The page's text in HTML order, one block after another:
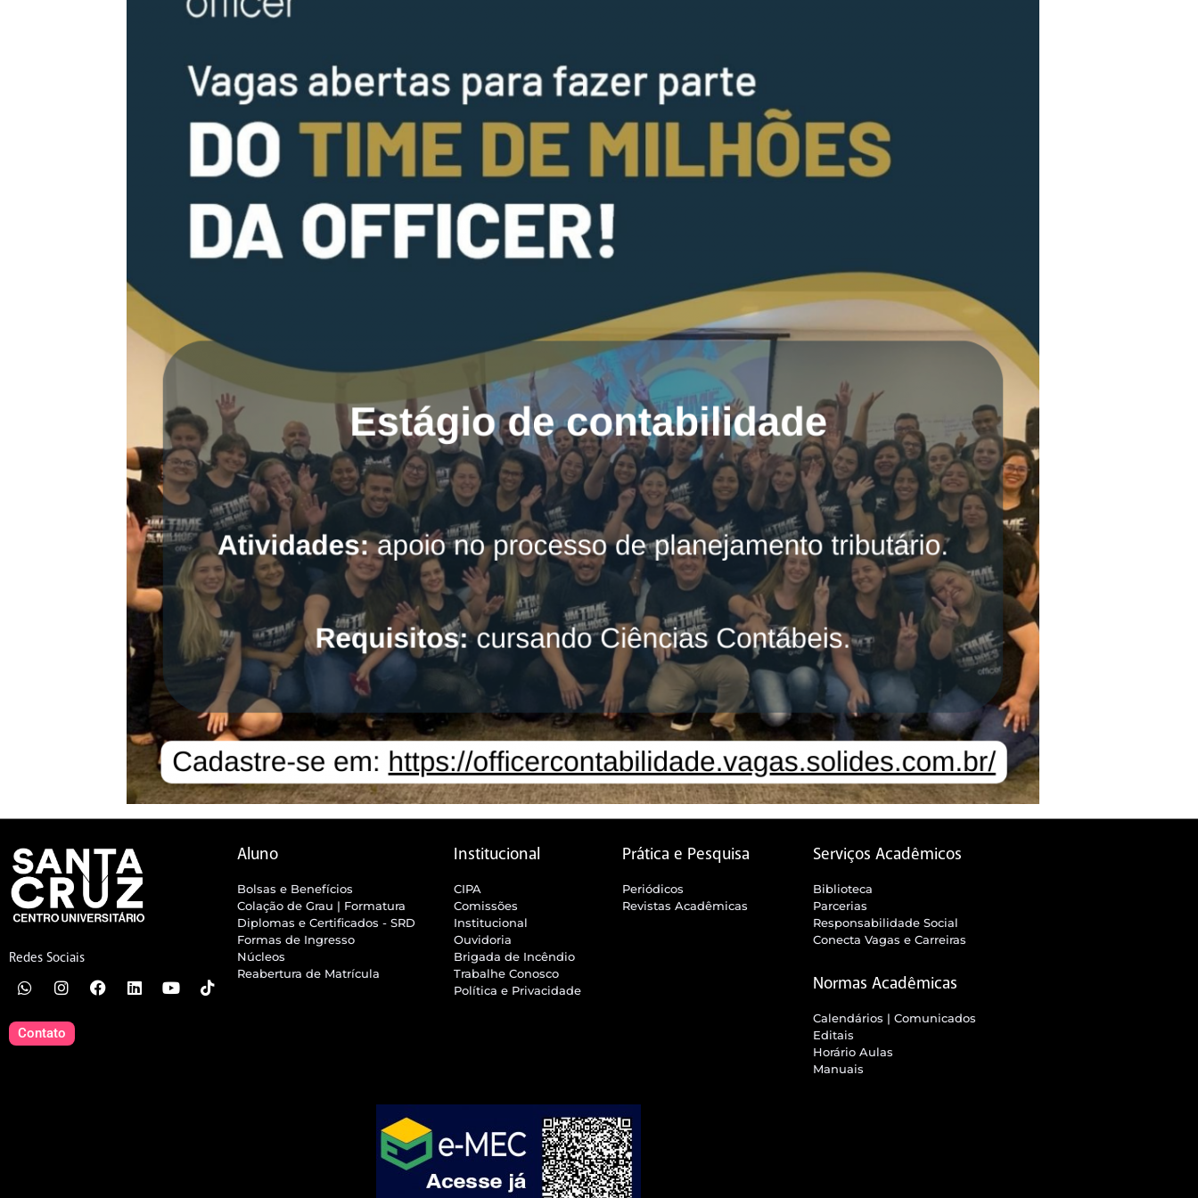
Redes Sociais
Contato
Aluno
Bolsas e Benefícios
Colação de Grau | Formatura
Diplomas e Certificados - SRD
Formas de Ingresso
Núcleos
Reabertura de Matrícula
Institucional
CIPA
Comissões
Institucional
Ouvidoria
Brigada de Incêndio
Trabalhe Conosco
Política e Privacidade
Prática e Pesquisa
Periódicos
Revistas Acadêmicas
Serviços Acadêmicos
Biblioteca
Parcerias
Responsabilidade Social
Conecta Vagas e Carreiras
Normas Acadêmicas
Calendários | Comunicados
Editais
Horário Aulas
Manuais